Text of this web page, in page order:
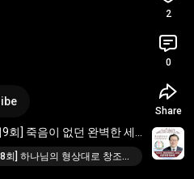
회] 죽음이 없던 완벽한 세
[이루리라 아보아들 성경강해 제8회] 하나님의 형상대로 창조된 사람 - 홍성필 목사
2
0
Share